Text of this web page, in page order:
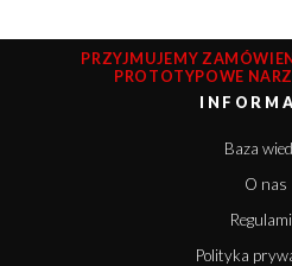
PRZYJMUJEMY
PROTOTYPOWE
Baza
O nas
Polityka